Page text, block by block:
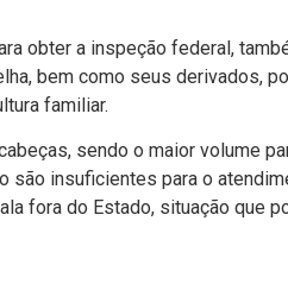
obter a inspeção federal,
bem como seus derivados,
familiar.
sendo o maior volume
são insuficientes para o
fora do Estado, situação que